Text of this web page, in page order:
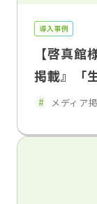
導入事例
【啓真
掲載』「
というコ
chool
メディア